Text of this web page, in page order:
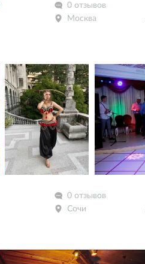
0 отзывов
Москва
0 отзывов
Сочи